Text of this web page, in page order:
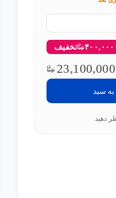
۴۰۰,۰۰۰ تخفیف
23,100,000
به سبد
دهید